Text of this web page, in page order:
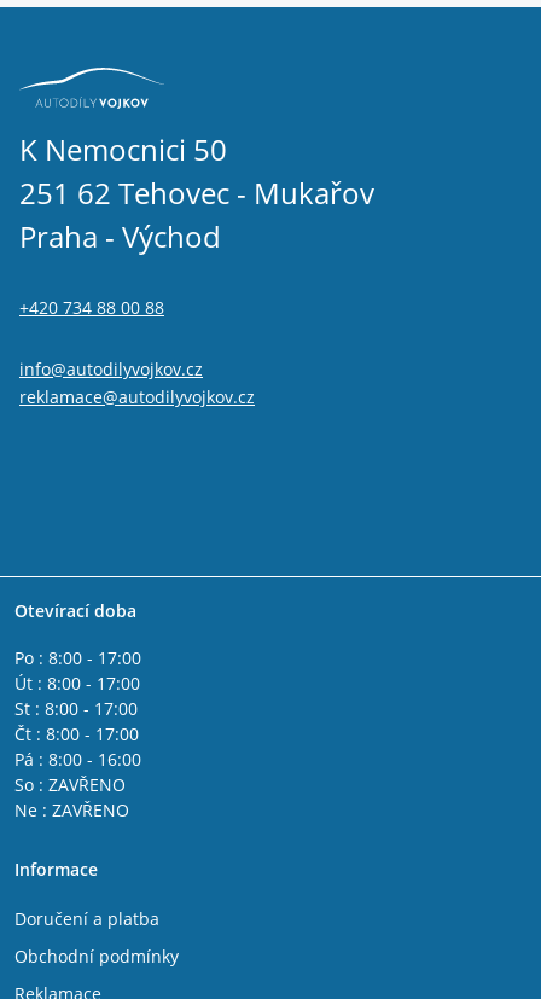
K Nemocnici 50
251 62 Tehovec - Mukařov
Praha - Východ
+420 734 88 00 88
info@autodilyvojkov.cz
reklamace@autodilyvojkov.cz
Otevírací doba
Po : 8:00 - 17:00
Út : 8:00 - 17:00
St : 8:00 - 17:00
Čt : 8:00 - 17:00
Pá : 8:00 - 16:00
So : ZAVŘENO
Ne : ZAVŘENO
Informace
Doručení a platba
Obchodní podmínky
Reklamace